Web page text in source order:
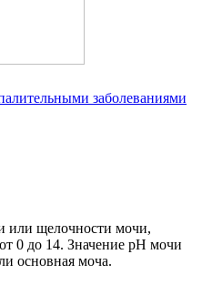
заболеваниями
или щелочности мочи,
0 до 14. Значение pH мочи
основная моча.